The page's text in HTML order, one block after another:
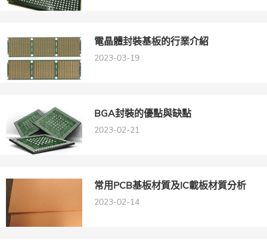
電晶體封裝基板的行業介紹
2023-03-19
BGA封裝的優點與缺點
2023-02-21
常用PCB基板材質及IC載板材質分析
2023-02-14